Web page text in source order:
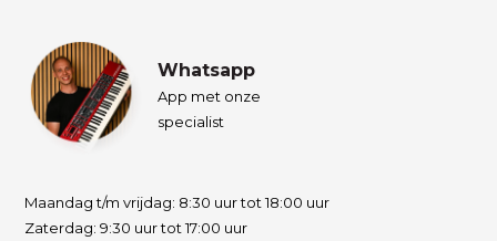
Whatsapp
App met onze
specialist
Maandag t/m vrijdag: 8:30 uur tot 18:00 uur
Zaterdag: 9:30 uur tot 17:00 uur